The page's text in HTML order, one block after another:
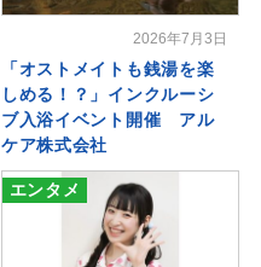
2026年7月3日
「オストメイトも銭湯を楽
しめる！？」インクルーシ
ブ入浴イベント開催 アル
ケア株式会社
エンタメ